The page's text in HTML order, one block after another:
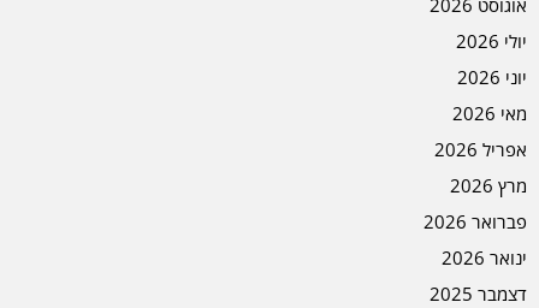
אוגוסט 2026
יולי 2026
יוני 2026
מאי 2026
אפריל 2026
מרץ 2026
פברואר 2026
ינואר 2026
דצמבר 2025